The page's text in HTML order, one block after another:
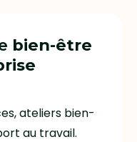
bien-être
ateliers bien-
au travail.